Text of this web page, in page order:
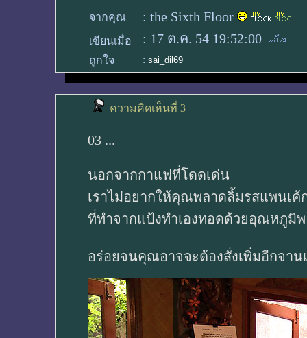
จากคุณ : the Sixth Floor
เขียนเมื่อ : 17 ต.ค. 54 19:52:00
ถูกใจ : sai_dil69
ความคิดเห็นที่ 3
03 ...
นอกจากกาแฟที่โดดเด่น
เราไม่อยากให้คุณพลาดลิ้มรสแพนเค้
ที่ทำจากแป้งทำเองทอดด้วยอุณหภูมิพ
อร่อยจนคุณอาจจะต้องสั่งเพิ่มอีกจาน